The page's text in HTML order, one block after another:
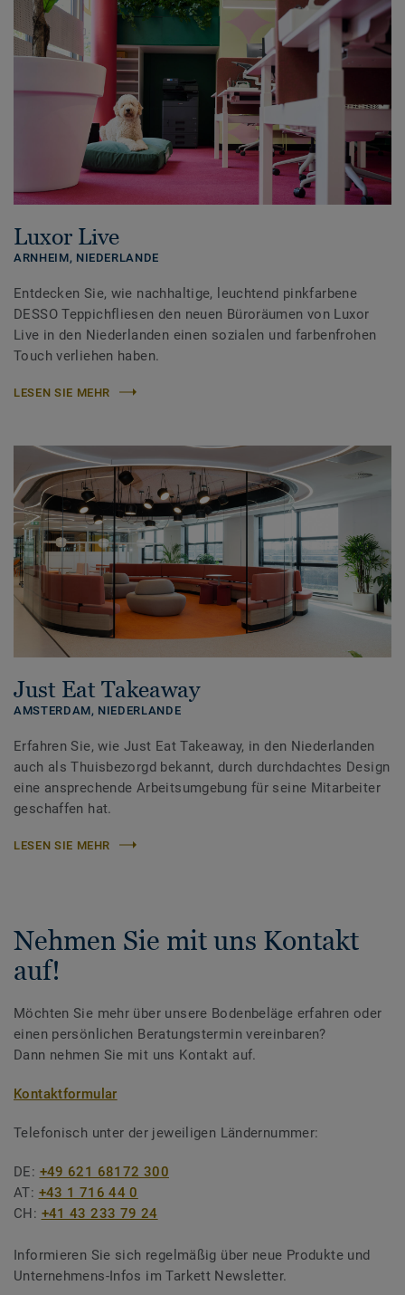
Luxor Live
ARNHEIM, NIEDERLANDE
Entdecken Sie, wie nachhaltige, leuchtend pinkfarbene
DESSO Teppichfliesen den neuen Büroräumen von Luxor
Live in den Niederlanden einen sozialen und farbenfrohen
Touch verliehen haben.
LESEN SIE MEHR
Just Eat Takeaway
AMSTERDAM, NIEDERLANDE
Erfahren Sie, wie Just Eat Takeaway, in den Niederlanden
auch als Thuisbezorgd bekannt, durch durchdachtes Design
eine ansprechende Arbeitsumgebung für seine Mitarbeiter
geschaffen hat.
LESEN SIE MEHR
Nehmen Sie mit uns Kontakt
auf!
Möchten Sie mehr über unsere Bodenbeläge erfahren oder
einen persönlichen Beratungstermin vereinbaren?
Dann nehmen Sie mit uns Kontakt auf.
Kontaktformular
Telefonisch unter der jeweiligen Ländernummer:
DE: +49 621 68172 300
AT: +43 1 716 44 0
CH: +41 43 233 79 24
Informieren Sie sich regelmäßig über neue Produkte und
Unternehmens-Infos im Tarkett Newsletter.